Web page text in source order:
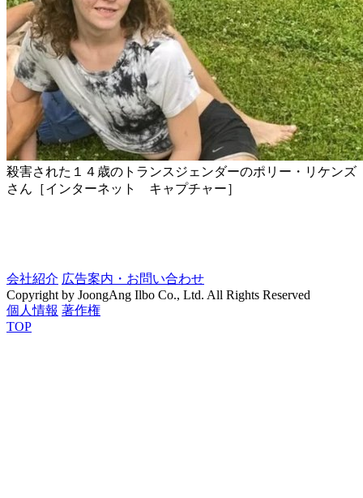
殺害された１４歳のトランスジェンダーのポリー・リケンズ
さん［インターネット キャプチャー］
会社紹介 広告案内・お問い合わせ
Copyright by JoongAng Ilbo Co., Ltd. All Rights Reserved
個人情報 著作権
TOP